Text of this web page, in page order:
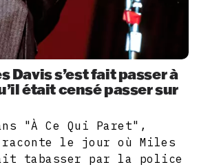
Davis s’est fait passer à
était censé passer sur
"À Ce Qui Paret",
le jour où Miles
tabasser par la police